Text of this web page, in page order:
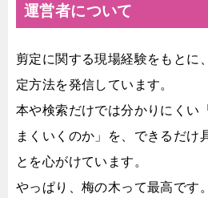
運営者について
剪定に関する現場経験をもとに
定方法を発信しています。
本や検索だけでは分かりにくい
まくいくのか」を、できるだけ
とを心がけています。
やっぱり、梅の木って最高です